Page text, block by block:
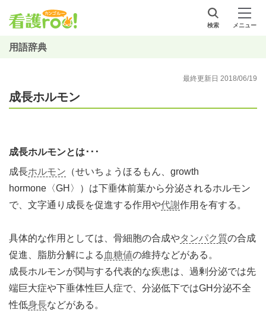
検索 メニュー
用語辞典
最終更新日 2018/06/19
成長ホルモン
成長ホルモンとは･･･
成長ホルモン （せいちょうほるもん、growth
hormone〈GH〉）は下垂体前葉から分泌されるホルモン
で、文字通り成長を促進する作用や代謝作用を有する。
具体的な作用としては、骨細胞の合成やタンパク質の合成
促進、脂肪分解による 血糖値の維持などがある。
成長ホルモンが関与する代表的な疾患は、過剰分泌では先
端巨大症や下垂体性巨人症で、分泌低下ではGH分泌不全
性低身長などがある。